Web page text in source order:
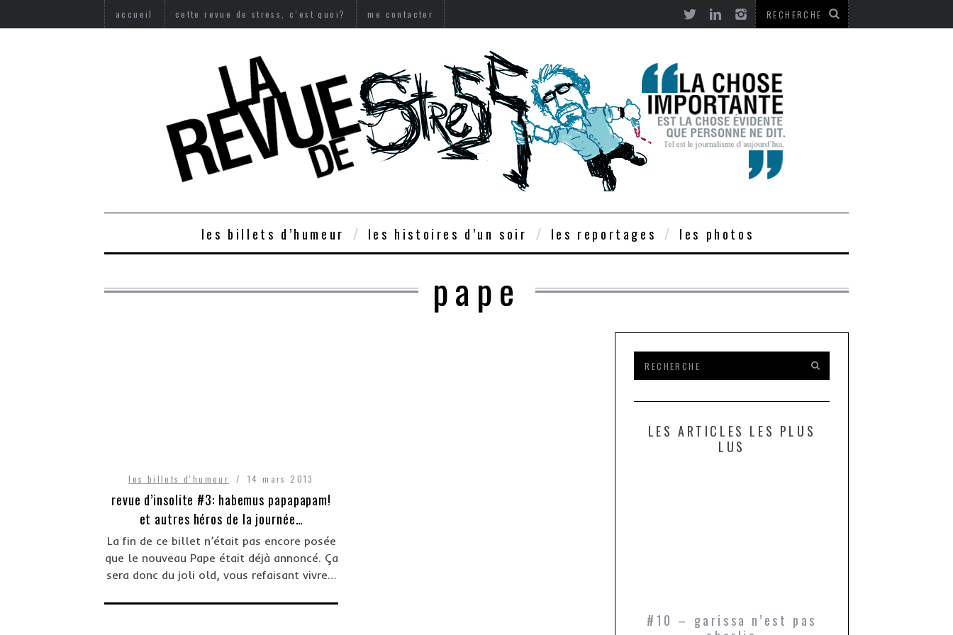
accueil cette revue de stress, c’est quoi? me contacter
les billets d’humeur les histoires d’un soir les reportages les photos
pape
les billets d'humeur 14 mars 2013
revue d’insolite #3: habemus papapapam!
et autres héros de la journée…
La fin de ce billet n’était pas encore posée
que le nouveau Pape était déjà annoncé. Ça
sera donc du joli old, vous refaisant vivre…
LES ARTICLES LES PLUS
LUS
#10 – garissa n’est pas